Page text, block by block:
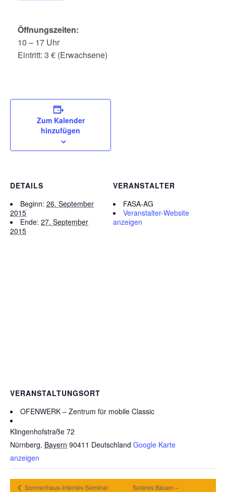
Öffnungszeiten:
10 – 17 Uhr
Eintritt: 3 € (Erwachsene)
Zum Kalender
hinzufügen
DETAILS
Beginn: 26. September
2015
Ende: 27. September
2015
VERANSTALTER
FASA-AG
Veranstalter-Website
anzeigen
VERANSTALTUNGSORT
OFENWERK – Zentrum für mobile Classic
Klingenhofstraße 72
Nürnberg, Bayern 90411 Deutschland Google Karte
anzeigen
Sonnenhaus-Intensiv-Seminar
Solares Bauen –